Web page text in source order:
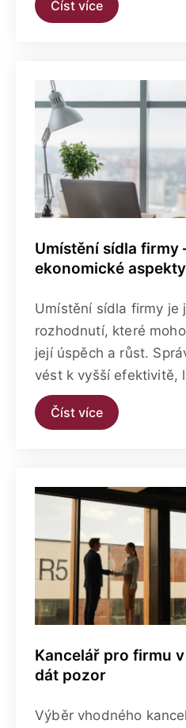
Číst více
Umístění sídla firmy
ekonomické aspekty
Umístění sídla firmy je
rozhodnutí, které
její úspěch a růst.
vést k vyšší efektivitě,
Číst více
Kancelář pro firmu
dát pozor
Výběr vhodného